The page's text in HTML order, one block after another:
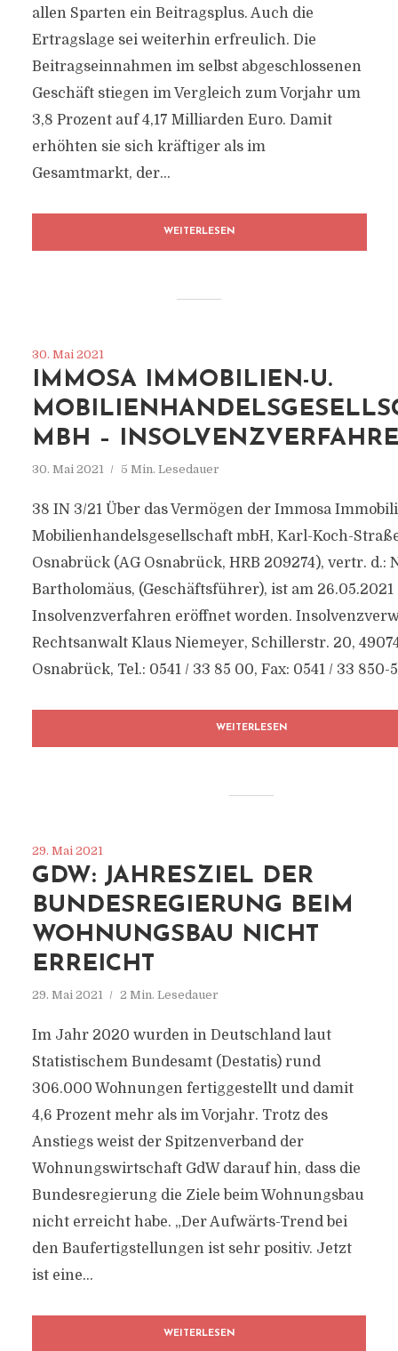
allen Sparten ein Beitragsplus. Auch die
Ertragslage sei weiterhin erfreulich. Die
Beitragseinnahmen im selbst abgeschlossenen
Geschäft stiegen im Vergleich zum Vorjahr um
3,8 Prozent auf 4,17 Milliarden Euro. Damit
erhöhten sie sich kräftiger als im
Gesamtmarkt, der...
WEITERLESEN
30. Mai 2021
IMMOSA IMMOBILIEN-U.
MBH –
30. Mai 2021 5 Min. Lesedauer
38 IN 3/21 Über das Vermögen der Immosa
Mobilienhandelsgesellschaft mbH, Karl-Koch-
Osnabrück (AG Osnabrück, HRB 209274), vertr. d.:
Bartholomäus, (Geschäftsführer), ist am 26.05.2021
Insolvenzverfahren eröffnet worden.
Rechtsanwalt Klaus Niemeyer, Schillerstr. 20,
Osnabrück, Tel.: 0541 / 33 85 00, Fax: 0541 / 33 850-
WEITERLESEN
29. Mai 2021
GDW: JAHRESZIEL DER
BUNDESREGIERUNG BEIM
WOHNUNGSBAU NICHT
ERREICHT
29. Mai 2021 2 Min. Lesedauer
Im Jahr 2020 wurden in Deutschland laut
Statistischem Bundesamt (Destatis) rund
306.000 Wohnungen fertiggestellt und damit
4,6 Prozent mehr als im Vorjahr. Trotz des
Anstiegs weist der Spitzenverband der
Wohnungswirtschaft GdW darauf hin, dass die
Bundesregierung die Ziele beim Wohnungsbau
nicht erreicht habe. „Der Aufwärts-Trend bei
den Baufertigstellungen ist sehr positiv. Jetzt
ist eine...
WEITERLESEN